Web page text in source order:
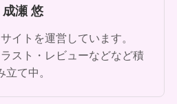
成瀬 悠
イトを運営しています。
スト・レビューなどなど積
立て中。